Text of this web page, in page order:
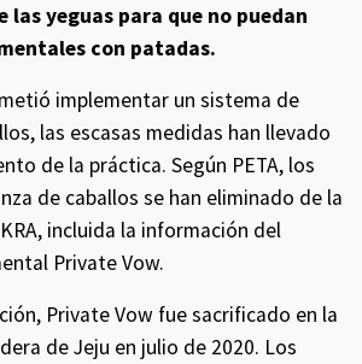
las yeguas para que no puedan
con patadas.
implementar un sistema de
las escasas medidas han llevado
de la práctica. Según PETA, los
de caballos se han eliminado de la
incluida la información del
Private Vow.
Private Vow fue sacrificado en la
de Jeju en julio de 2020. Los